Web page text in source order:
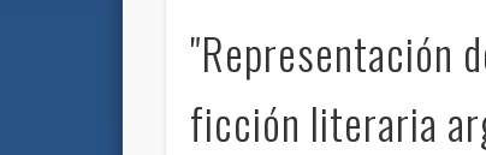
"Representación
ficción literaria